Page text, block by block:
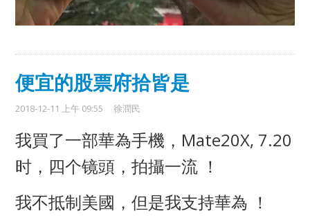
便宜的股票府拾皆是
2018-12-11 上午 09:55 徐潤民
我買了一部華為手機，Mate20X, 7.20
时，四个镜頭，拍攝一流 ！
我不抵制美國，但是我支持華為 ！